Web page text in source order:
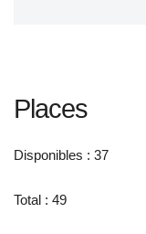
Places
Disponibles : 37
Total : 49